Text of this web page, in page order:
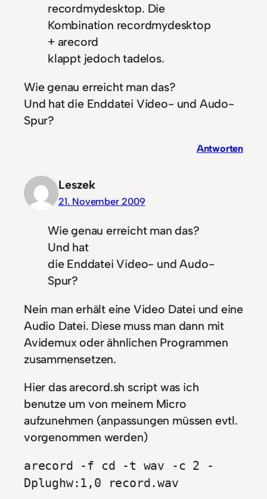
recordmydesktop. Die
Kombination recordmydesktop
+ arecord
klappt jedoch tadelos.
Wie genau erreicht man das?
Und hat die Enddatei Video- und Audo-
Spur?
Antworten
Leszek
21. November 2009
Wie genau erreicht man das?
Und hat
die Enddatei Video- und Audo-
Spur?
Nein man erhält eine Video Datei und eine
Audio Datei. Diese muss man dann mit
Avidemux oder ähnlichen Programmen
zusammensetzen.
Hier das arecord.sh script was ich
benutze um von meinem Micro
aufzunehmen (anpassungen müssen evtl.
vorgenommen werden)
arecord -f cd -t wav -c 2 -
Dplughw:1,0 record.wav